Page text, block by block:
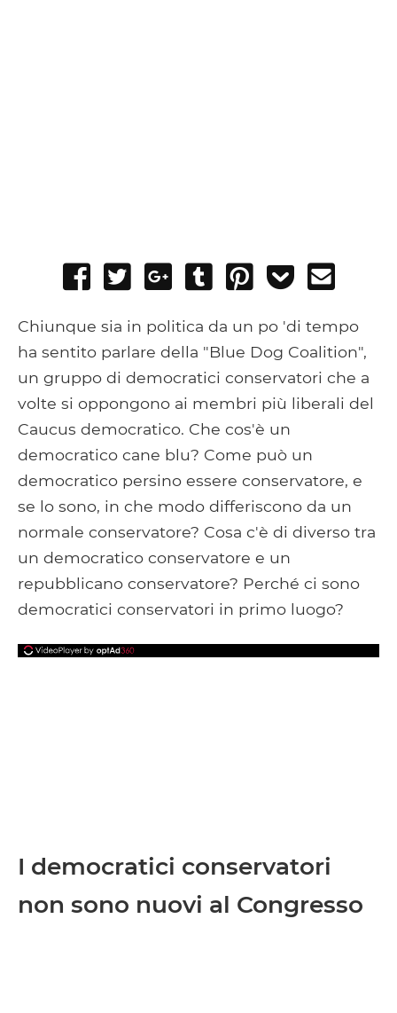
Share
Facebook
Tweet
Share
Google+
Post
Tumblr
Pin
Add
Pocket
Chiunque sia in politica da un po 'di tempo
ha sentito parlare della "Blue Dog Coalition",
un gruppo di democratici conservatori che a
volte si oppongono ai membri più liberali del
Caucus democratico. Che cos'è un
democratico cane blu? Come può un
democratico persino essere conservatore, e
se lo sono, in che modo differiscono da un
normale conservatore? Cosa c'è di diverso tra
un democratico conservatore e un
repubblicano conservatore? Perché ci sono
democratici conservatori in primo luogo?
I democratici conservatori
non sono nuovi al Congresso